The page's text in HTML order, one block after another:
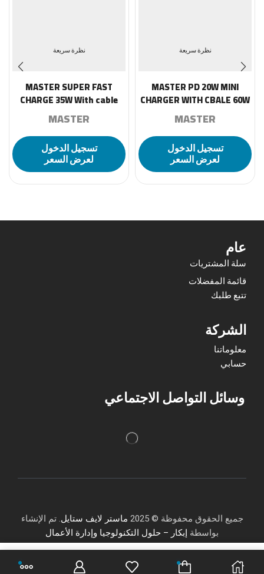
نظرة سريعة
MASTER PD 20W MINI
CHARGER WITH CBALE 60W
C to C – Black
MASTER
تسجيل الدخول
لعرض السعر
نظرة سريعة
MASTER SUPER FAST
CHARGE 35W With cable
60W C to C- Black
MASTER
تسجيل الدخول
لعرض السعر
عام
سلة المشتريات
قائمة المفضلات
تتبع طلبك
الشركة
معلوماتنا
حسابي
وسائل التواصل الاجتماعي
جميع الحقوق محفوظة © 2025 ماستر لايف ستايل. تم الإنشاء
بواسطة إبكار – حلول التكنولوجيا وإدارة الأعمال